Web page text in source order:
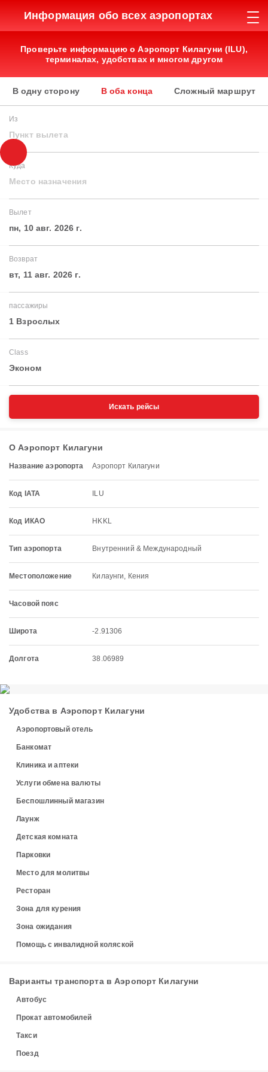
Информация обо всех аэропортах
Проверьте информацию о Аэропорт Килагуни (ILU),
терминалах, удобствах и многом другом
В одну сторону В оба конца Сложный маршрут
Из
Пункт вылета
Куда
Место назначения
Вылет
пн, 10 авг. 2026 г.
Возврат
вт, 11 авг. 2026 г.
пассажиры
1 Взрослых
Class
Эконом
Искать рейсы
О Аэропорт Килагуни
Название аэропорта Аэропорт Килагуни
Код IATA ILU
Код ИКАО HKKL
Тип аэропорта Внутренний & Международный
Местоположение Килаунги, Кения
Часовой пояс
Широта -2.91306
Долгота 38.06989
Удобства в Аэропорт Килагуни
Аэропортовый отель
Банкомат
Клиника и аптеки
Услуги обмена валюты
Беспошлинный магазин
Лаунж
Детская комната
Парковки
Место для молитвы
Ресторан
Зона для курения
Зона ожидания
Помощь с инвалидной коляской
Варианты транспорта в Аэропорт Килагуни
Автобус
Прокат автомобилей
Такси
Поезд